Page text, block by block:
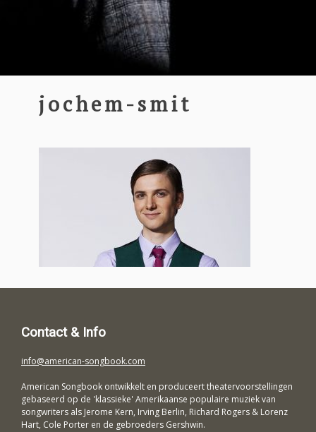
jochem-smit
Contact & Info
info@american-songbook.com
American Songbook ontwikkelt en produceert theatervoorstellingen
gebaseerd op de 'klassieke' Amerikaanse populaire muziek van
songwriters als Jerome Kern, Irving Berlin, Richard Rogers & Lorenz
Hart, Cole Porter en de gebroeders Gershwin.